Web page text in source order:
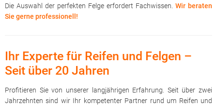
Die Auswahl der perfekten Felge erfordert Fachwissen. Wir beraten
Sie gerne professionell!
Ihr Experte für Reifen und Felgen –
Seit über 20 Jahren
Profitieren Sie von unserer langjährigen Erfahrung. Seit über zwei
Jahrzehnten sind wir Ihr kompetenter Partner rund um Reifen und